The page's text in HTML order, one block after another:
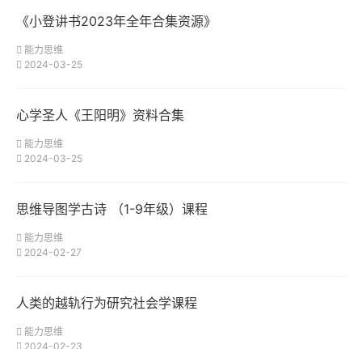
《小登讲书2023年全年合集资源》
能力思维
2024-03-25
心学圣人《王阳明》资料合集
能力思维
2024-03-25
思维导图学古诗 （1-9年级）课程
能力思维
2024-02-27
人类的越轨行为研究社会学课程
能力思维
2024-02-23